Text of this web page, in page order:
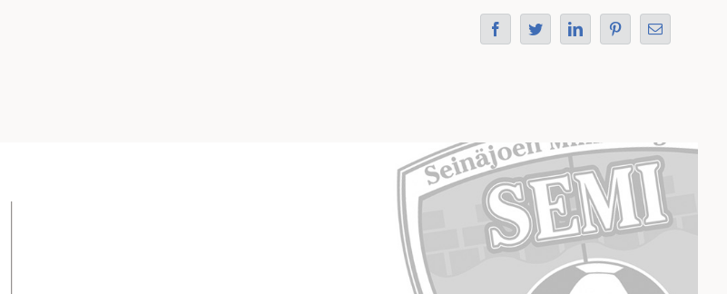
FacebookTwitterLinkedInPinterestSähköposti